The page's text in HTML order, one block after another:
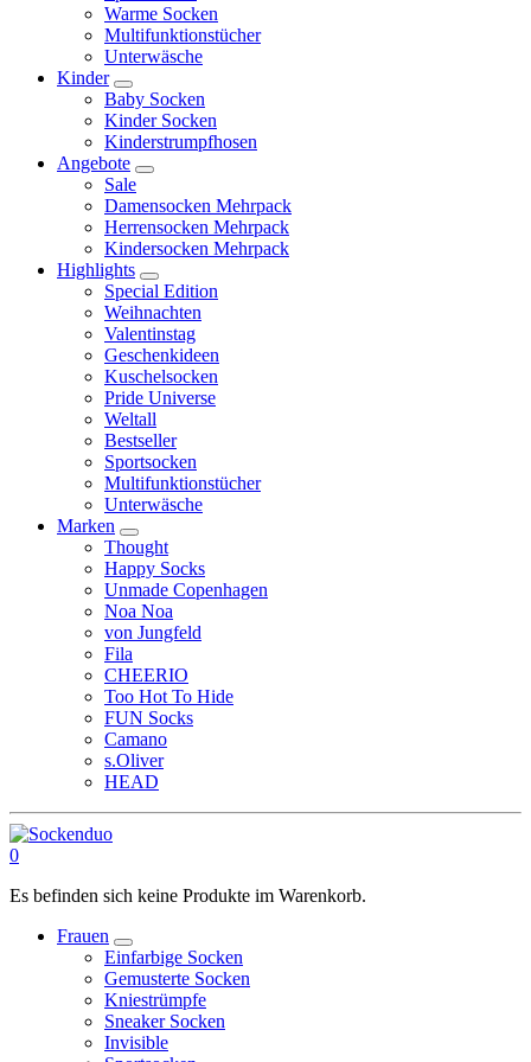
Warme Socken
Multifunktionstücher
Unterwäsche
Kinder
Baby Socken
Kinder Socken
Kinderstrumpfhosen
Angebote
Sale
Damensocken Mehrpack
Herrensocken Mehrpack
Kindersocken Mehrpack
Highlights
Special Edition
Weihnachten
Valentinstag
Geschenkideen
Kuschelsocken
Pride Universe
Weltall
Bestseller
Sportsocken
Multifunktionstücher
Unterwäsche
Marken
Thought
Happy Socks
Unmade Copenhagen
Noa Noa
von Jungfeld
Fila
CHEERIO
Too Hot To Hide
FUN Socks
Camano
s.Oliver
HEAD
0
Es befinden sich keine Produkte im Warenkorb.
Frauen
Einfarbige Socken
Gemusterte Socken
Kniestrümpfe
Sneaker Socken
Invisible